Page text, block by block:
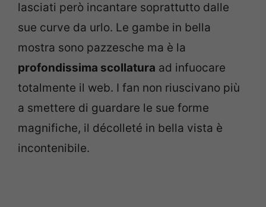
lasciati però incantare soprattutto dalle
sue curve da urlo. Le gambe in bella
mostra sono pazzesche ma è la
profondissima scollatura ad infuocare
totalmente il web. I fan non riuscivano più
a smettere di guardare le sue forme
magnifiche, il décolleté in bella vista è
incontenibile.